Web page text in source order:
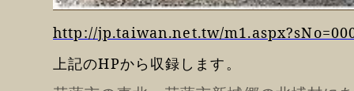
http://jp.taiwan.net.tw/
上記のHPから収録します。